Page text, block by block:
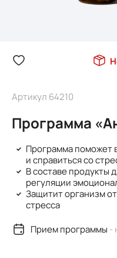
Артикул 64210
Программа
Программа поможет
и справиться со
В составе продукты
регуляции
Защитит организм
стресса
Прием программы -